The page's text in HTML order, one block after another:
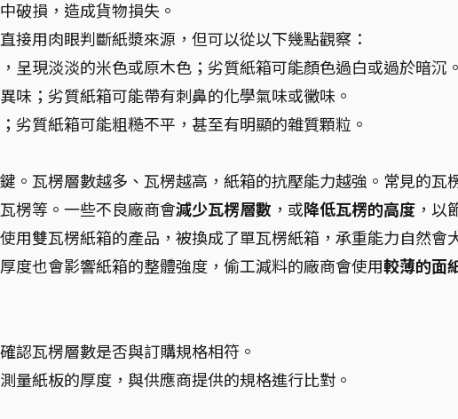
破損，造成貨物損失。
接用肉眼判斷紙漿來源，但可以從以下幾點觀察：
呈現淡淡的米色或原木色；劣質紙箱可能顏色過白或過於暗沉。
味；劣質紙箱可能帶有刺鼻的化學氣味或黴味。
劣質紙箱可能粗糙不平，甚至有明顯的雜質顆粒。
。瓦楞層數越多、瓦楞越高，紙箱的抗壓能力越強。常見的瓦
楞等。一些不良廠商會減少瓦楞層數 ，或降低瓦楞的高度 ，以
用雙瓦楞紙箱的產品，被換成了單瓦楞紙箱，承重能力自然會
度也會影響紙箱的整體強度，偷工減料的廠商會使用較薄的面
認瓦楞層數是否與訂購規格相符。
量紙板的厚度，與供應商提供的規格進行比對。